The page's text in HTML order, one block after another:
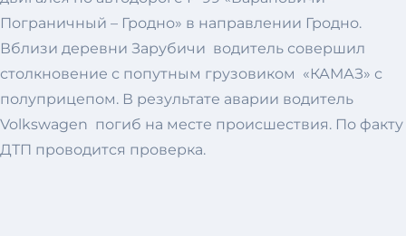
Пограничный – Гродно» в направлении Гродно.
Вблизи деревни Зарубичи водитель совершил
столкновение с попутным грузовиком «КАМАЗ» с
полуприцепом. В результате аварии водитель
Volkswagen погиб на месте происшествия. По факту
ДТП проводится проверка.